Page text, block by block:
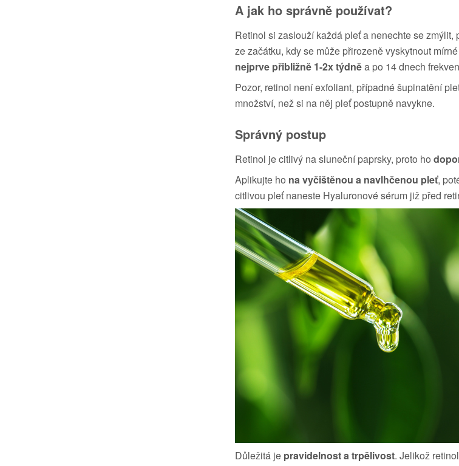
A jak ho správně používat?
Retinol si zaslouží každá pleť a nenechte se
ze začátku, kdy se může přirozeně vyskytnout
nejprve přibližně 1-2x týdněa po 14 dnech
Pozor, retinol není exfoliant, případné šupinatění
množství, než si na něj pleť postupně navykne.
Správný postup
Retinol je citlivý na sluneční paprsky, proto ho
Aplikujte ho na vyčištěnou a navlhčenou pleť,
citlivou pleť naneste Hyaluronové sérum již před
Důležitá je pravidelnost a trpělivost. Jelikož